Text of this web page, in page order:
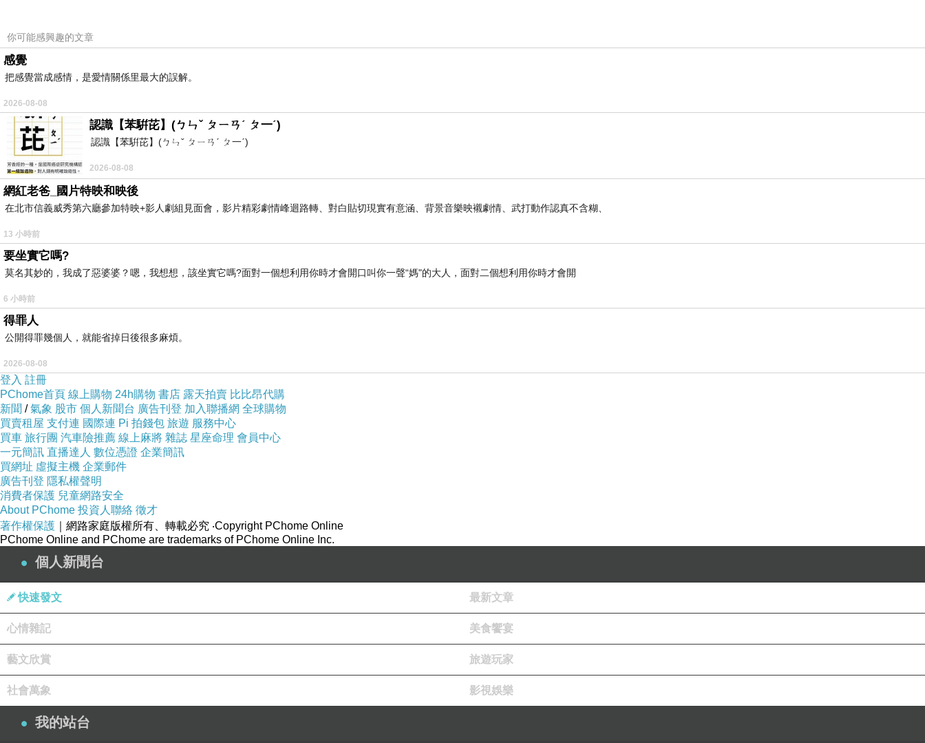
事，都不是壞事，看看佛教徒你是不是真的學！釋迦牟尼佛教你修忍辱，教你修布施，教你修持戒，你是不是真幹？真幹，
對了；你是假的，假的應該滅亡。政府是個賢明的政府，他不是糊塗人。所以，學佛一定要依教奉行。你看求真善知識，要
有心不住相的，不著聲聞緣覺的，雖現塵勞，心清淨的，示有諸過，讚歎梵行。我有些地方做得不夠、做得不好，人家做得
比我好，我要讚歎他，我要勸人跟他學習，我也要向他學習。這是善知識基本的條件。
上一篇： 想挽救儒佛，要想復興佛法，從哪裡做？從自己本身做
下一篇：為了貪愛女色而亡國，這個造的罪業就太大了，果報就非常非常之慘
你可能感興趣的文章
感覺
把感覺當成感情，是愛情關係里最大的誤解。
2026-08-08
認識【苯騈芘】(ㄅㄣˇ ㄆㄧㄢˊ ㄆ一ˊ)
認識【苯騈芘】(ㄅㄣˇ ㄆㄧㄢˊ ㄆ一ˊ)
2026-08-08
網紅老爸_國片特映和映後
在北市信義威秀第六廳參加特映+影人劇組見面會，影片精彩劇情峰迴路轉、對白貼切現實有意涵、背景音樂映襯劇情、武打動作認真不含糊、
13 小時前
要坐實它嗎?
莫名其妙的，我成了惡婆婆？嗯，我想想，該坐實它嗎?面對一個想利用你時才會開口叫你一聲“媽"的大人，面對二個想利用你時才會開
6 小時前
得罪人
公開得罪幾個人，就能省掉日後很多麻煩。
2026-08-08
登入 註冊
PChome首頁 線上購物 24h購物 書店 露天拍賣 比比昂代購
新聞 /氣象 股市 個人新聞台 廣告刊登 加入聯播網 全球購物
買賣租屋 支付連 國際連 Pi 拍錢包 旅遊 服務中心
買車 旅行團 汽車險推薦 線上麻將 雜誌 星座命理 會員中心
一元簡訊 直播達人 數位憑證 企業簡訊
買網址 虛擬主機 企業郵件
廣告刊登 隱私權聲明
消費者保護 兒童網路安全
About PChome 投資人聯絡 徵才
著作權保護 ｜網路家庭版權所有、轉載必究 ‧Copyright PChome Online
PChome Online and PChome are trademarks of PChome Online Inc.
個人新聞台
快速發文 最新文章
心情雜記 美食饗宴
藝文欣賞 旅遊玩家
社會萬象 影視娛樂
我的站台